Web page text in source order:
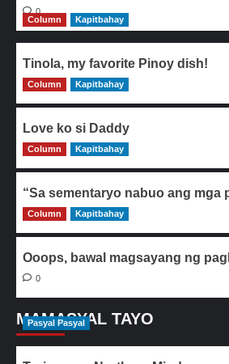
0
Column
Kapitbahay
Tinola, my favorite Pinoy dish!
0
Column Kapitbahay
Love ko si Daddy
0
Column Kapitbahay
“Sa sementaryo nabuo ang mga
0
Column Kapitbahay
Ooops, bawal magsayang ng
0
MAMASYAL TAYO
Pasyal Pasyal